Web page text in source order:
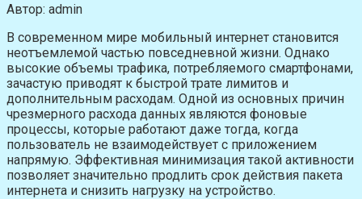
Автор: admin
В современном мире мобильный интернет становится
неотъемлемой частью повседневной жизни. Однако
высокие объемы трафика, потребляемого смартфонами,
зачастую приводят к быстрой трате лимитов и
дополнительным расходам. Одной из основных причин
чрезмерного расхода данных являются фоновые
процессы, которые работают даже тогда, когда
пользователь не взаимодействует с приложением
напрямую. Эффективная минимизация такой активности
позволяет значительно продлить срок действия пакета
интернета и снизить нагрузку на устройство.